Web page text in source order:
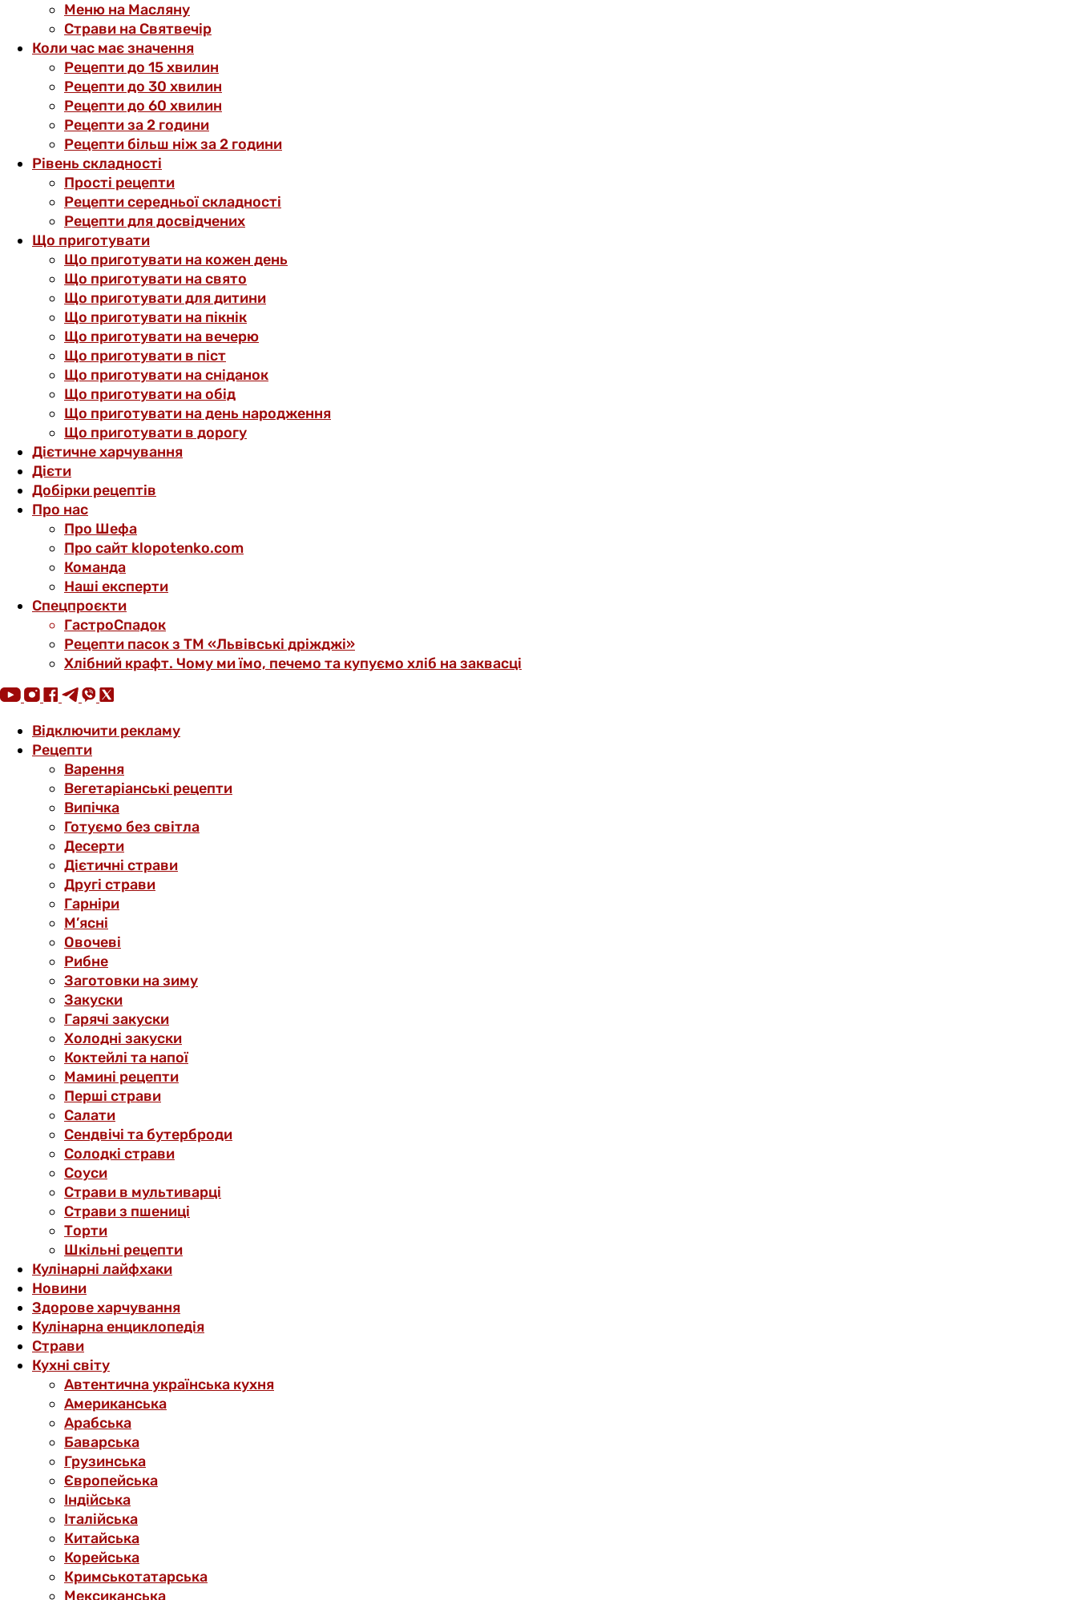
Меню на Масляну
Страви на Святвечір
Коли час має значення
Рецепти до 15 хвилин
Рецепти до 30 хвилин
Рецепти до 60 хвилин
Рецепти за 2 години
Рецепти більш ніж за 2 години
Рівень складності
Прості рецепти
Рецепти середньої складності
Рецепти для досвідчених
Що приготувати
Що приготувати на кожен день
Що приготувати на свято
Що приготувати для дитини
Що приготувати на пікнік
Що приготувати на вечерю
Що приготувати в піст
Що приготувати на сніданок
Що приготувати на обід
Що приготувати на день народження
Що приготувати в дорогу
Дієтичне харчування
Дієти
Добірки рецептів
Про нас
Про Шефа
Про сайт klopotenko.com
Команда
Наші експерти
Спецпроєкти
ГастроСпадок
Рецепти пасок з ТМ «Львівські дріжджі»
Хлібний крафт. Чому ми їмо, печемо та купуємо хліб на заквасці
Відключити рекламу
Рецепти
Варення
Вегетаріанські рецепти
Випічка
Готуємо без світла
Десерти
Дієтичні страви
Другі страви
Гарніри
М’ясні
Овочеві
Рибне
Заготовки на зиму
Закуски
Гарячі закуски
Холодні закуски
Коктейлі та напої
Мамині рецепти
Перші страви
Салати
Сендвічі та бутерброди
Солодкі страви
Соуси
Страви в мультиварці
Страви з пшениці
Торти
Шкільні рецепти
Кулінарні лайфхаки
Новини
Здорове харчування
Кулінарна енциклопедія
Страви
Кухні світу
Автентична українська кухня
Американська
Арабська
Баварська
Грузинська
Європейська
Індійська
Італійська
Китайська
Корейська
Кримськотатарська
Мексиканська